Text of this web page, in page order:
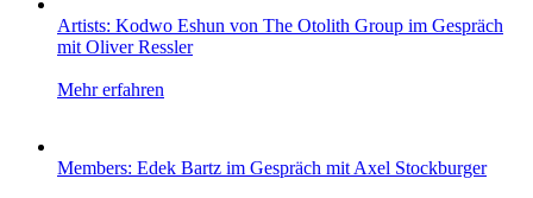
Artists: Kodwo Eshun von The Otolith Group im Gespräch
mit Oliver Ressler
Mehr erfahren
Members: Edek Bartz im Gespräch mit Axel Stockburger